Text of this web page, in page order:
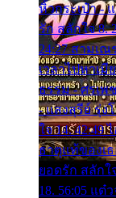
หิ้วกระเป๋า -
รัก สลักใจ 8.
24:27 สามเณ
เวลาไปหาเมี
ธรรม - ศรเพ
- แสงสุรีย์ รุ่ง
ใจ 14. 42:49
ธาตุแท้ของเธ
ยอดรัก สลักใ
18. 56:05 แต๋